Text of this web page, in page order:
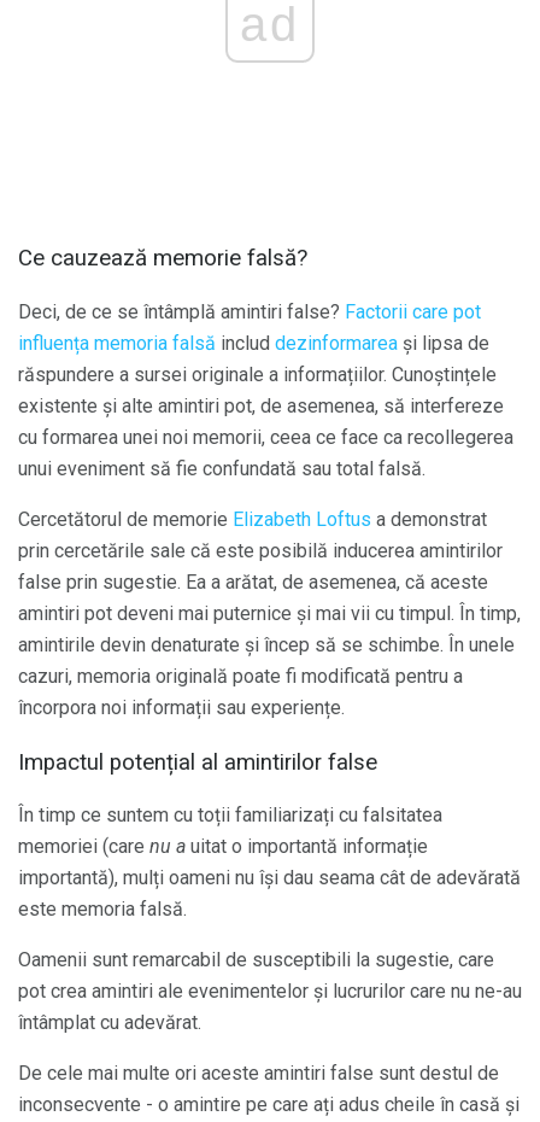
ad
Ce cauzează memorie falsă?
Deci, de ce se întâmplă amintiri false? Factorii care pot
influența memoria falsă includ dezinformarea și lipsa de
răspundere a sursei originale a informațiilor. Cunoștințele
existente și alte amintiri pot, de asemenea, să interfereze
cu formarea unei noi memorii, ceea ce face ca recollegerea
unui eveniment să fie confundată sau total falsă.
Cercetătorul de memorie Elizabeth Loftus a demonstrat
prin cercetările sale că este posibilă inducerea amintirilor
false prin sugestie. Ea a arătat, de asemenea, că aceste
amintiri pot deveni mai puternice și mai vii cu timpul. În timp,
amintirile devin denaturate și încep să se schimbe. În unele
cazuri, memoria originală poate fi modificată pentru a
încorpora noi informații sau experiențe.
Impactul potențial al amintirilor false
În timp ce suntem cu toții familiarizați cu falsitatea
memoriei (care nu a uitat o importantă informație
importantă), mulți oameni nu își dau seama cât de adevărată
este memoria falsă.
Oamenii sunt remarcabil de susceptibili la sugestie, care
pot crea amintiri ale evenimentelor și lucrurilor care nu ne-au
întâmplat cu adevărat.
De cele mai multe ori aceste amintiri false sunt destul de
inconsecvente - o amintire pe care ați adus cheile în casă și